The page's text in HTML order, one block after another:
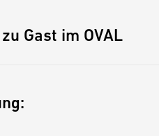
zu Gast im OVAL